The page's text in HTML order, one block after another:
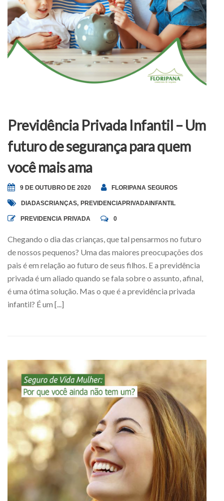
Previdência Privada Infantil – Um
futuro de segurança para quem
você mais ama
9 DE OUTUBRO DE 2020 FLORIPANA SEGUROS
DIADASCRIANÇAS, PREVIDENCIAPRIVADAINFANTIL
PREVIDENCIA PRIVADA 0
Chegando o dia das crianças, que tal pensarmos no futuro
de nossos pequenos? Uma das maiores preocupações dos
pais é em relação ao futuro de seus filhos. E a previdência
privada é um aliado quando se fala sobre o assunto, afinal,
é uma ótima solução. Mas o que é a previdência privada
infantil? É um [...]